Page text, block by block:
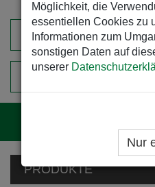
Möglichkeit, die
essentiellen Cookies zu
Informationen zum
sonstigen Daten auf
unserer
Nur
PRODUKTE